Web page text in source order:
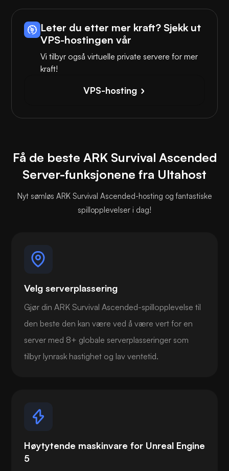
Leter du etter mer kraft? Sjekk ut
VPS-hostingen vår
Vi tilbyr også virtuelle private servere for mer
kraft!
VPS-hosting
Få de beste ARK Survival Ascended
Server-funksjonene fra Ultahost
Nyt sømløs ARK Survival Ascended-hosting og fantastiske
spillopplevelser i dag!
Velg serverplassering
Gjør din ARK Survival Ascended-spillopplevelse til
den beste den kan være ved å være vert for en
server med 8+ globale serverplasseringer som
tilbyr lynrask hastighet og lav ventetid.
Høytytende maskinvare for Unreal Engine
5